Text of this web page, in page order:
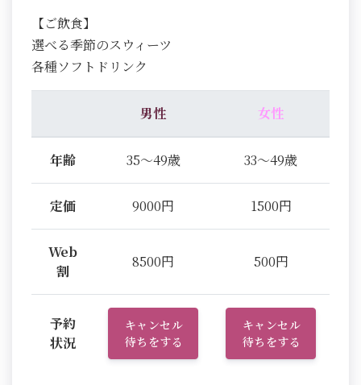
【ご飲食】
選べる季節のスウィーツ
各種ソフトドリンク
男性 女性
年齢 35～49歳 33～49歳
定価 9000円 1500円
Web
割
8500円 500円
予約
状況
キャンセル
待ちをする
キャンセル
待ちをする